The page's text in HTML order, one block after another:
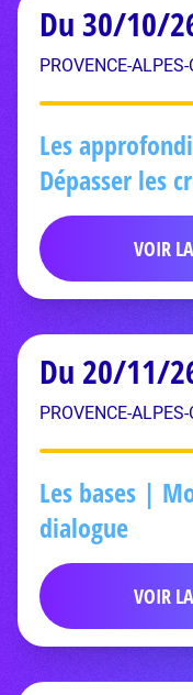
Du 30/10/
PROVENCE-
Les
Dépasser les
VOIR
Du 20/11/
PROVENCE-
Les bases |
dialogue
VOIR